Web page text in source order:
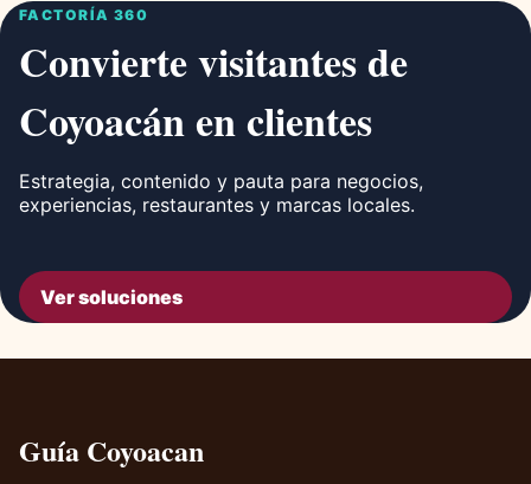
FACTORÍA 360
Convierte visitantes de
Coyoacán en clientes
Estrategia, contenido y pauta para negocios,
experiencias, restaurantes y marcas locales.
Ver soluciones
Guía Coyoacan